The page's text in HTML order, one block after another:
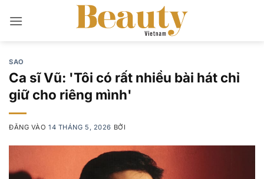
qua
SAO
Ca sĩ Vũ: 'Tôi có rất nhiều bài hát chỉ
giữ cho riêng mình'
ĐĂNG VÀO14 THÁNG 5, 2026 BỞI